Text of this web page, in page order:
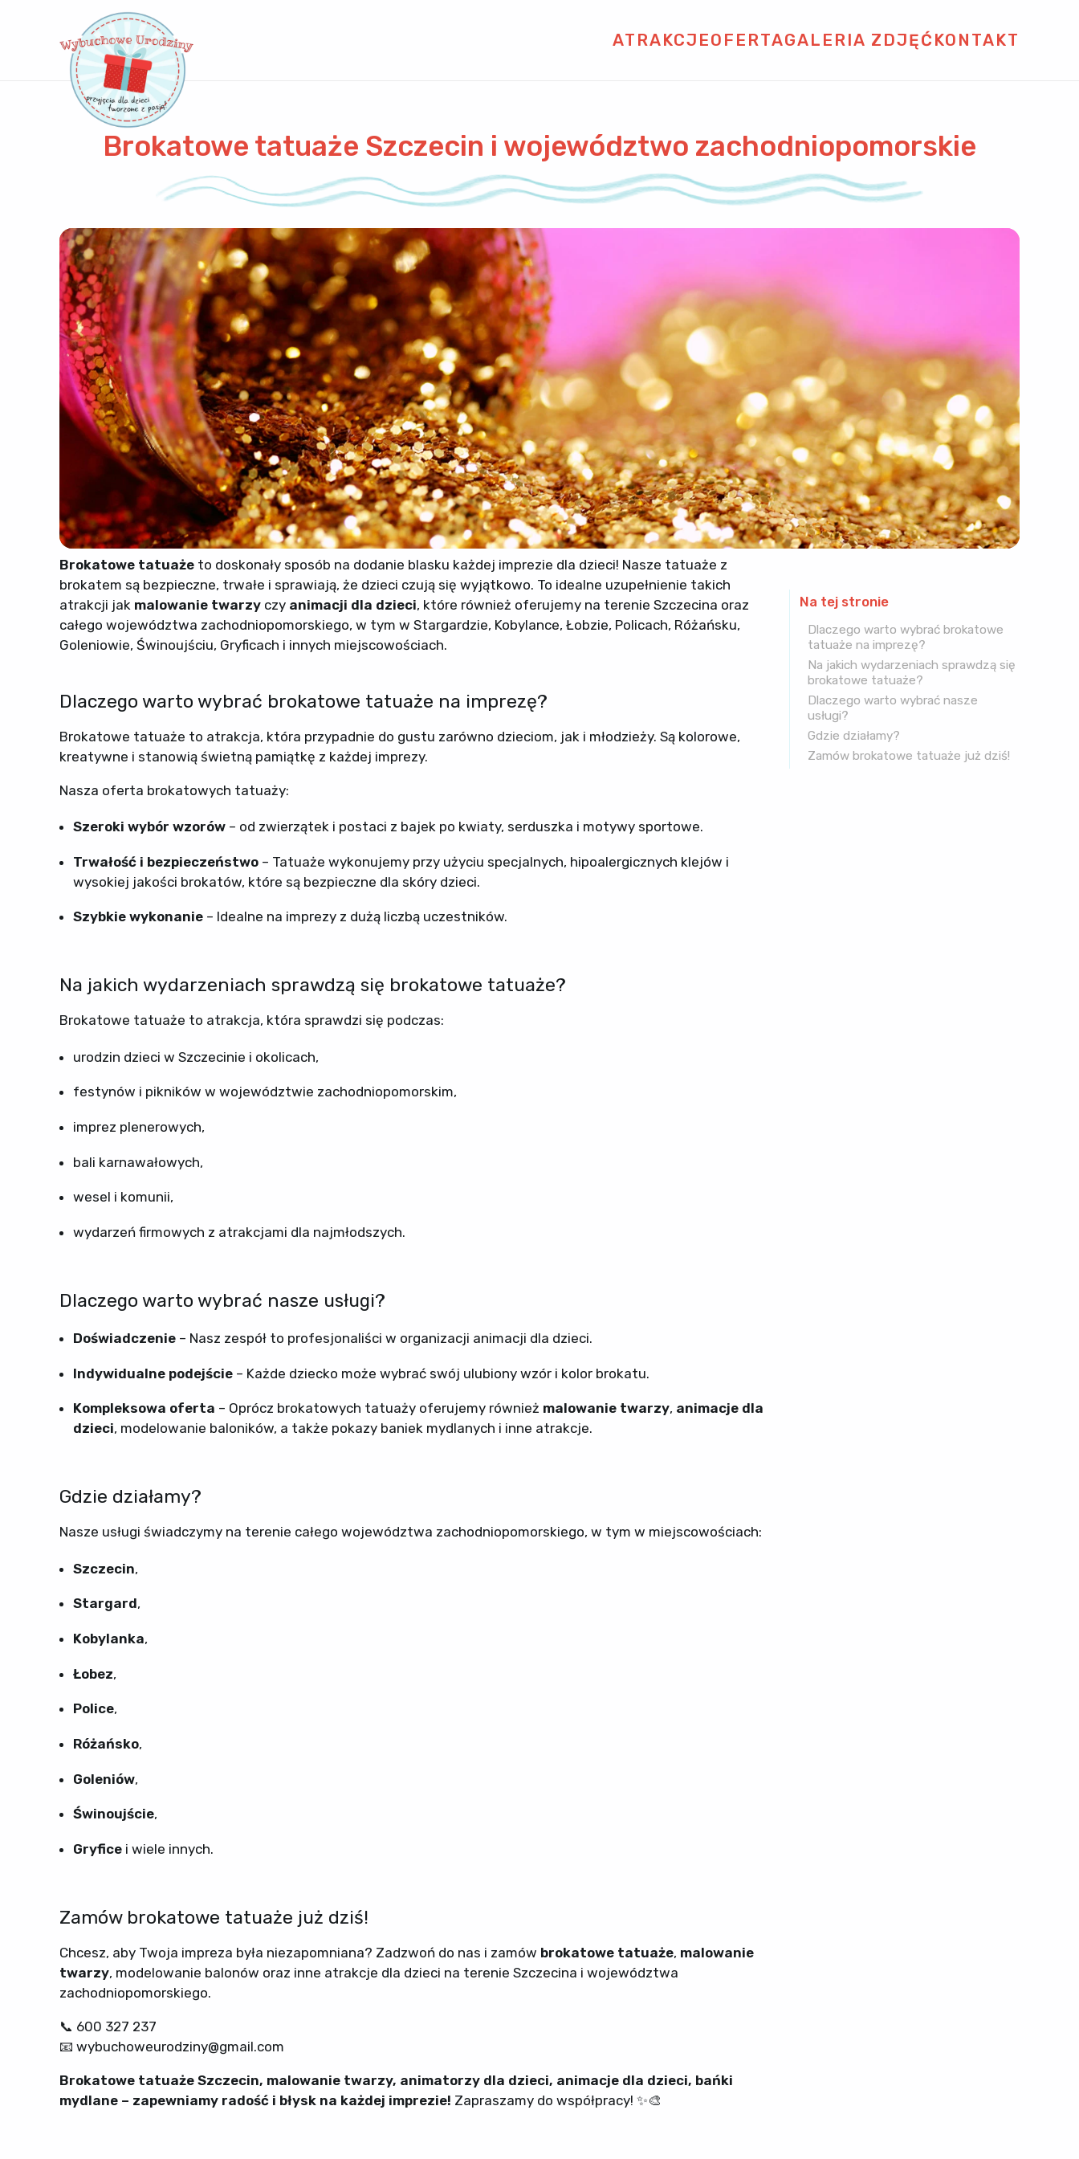
ATRAKCJEOFERTAGALERIA ZDJĘĆ KONTAKT
Brokatowe tatuaże Szczecin i województwo zachodniopomorskie
Brokatowe tatuażeto doskonały sposób na dodanie blasku każdej imprezie dla dzieci! Nasze tatuaże z
brokatem są bezpieczne, trwałe i sprawiają, że dzieci czują się wyjątkowo. To idealne uzupełnienie takich
atrakcji jak malowanie twarzyczy animacji dla dzieci, które również oferujemy na terenie Szczecina oraz
całego województwa zachodniopomorskiego, w tym w Stargardzie, Kobylance, Łobzie, Policach, Różańsku,
Goleniowie, Świnoujściu, Gryficach i innych miejscowościach.
Dlaczego warto wybrać brokatowe tatuaże na imprezę?
Brokatowe tatuaże to atrakcja, która przypadnie do gustu zarówno dzieciom, jak i młodzieży. Są kolorowe,
kreatywne i stanowią świetną pamiątkę z każdej imprezy.
Nasza oferta brokatowych tatuaży:
Szeroki wybór wzorów– od zwierzątek i postaci z bajek po kwiaty, serduszka i motywy sportowe.
Trwałość i bezpieczeństwo– Tatuaże wykonujemy przy użyciu specjalnych, hipoalergicznych klejów i
wysokiej jakości brokatów, które są bezpieczne dla skóry dzieci.
Szybkie wykonanie– Idealne na imprezy z dużą liczbą uczestników.
Na jakich wydarzeniach sprawdzą się brokatowe tatuaże?
Brokatowe tatuaże to atrakcja, która sprawdzi się podczas:
urodzin dzieci w Szczecinie i okolicach,
festynów i pikników w województwie zachodniopomorskim,
imprez plenerowych,
bali karnawałowych,
wesel i komunii,
wydarzeń firmowych z atrakcjami dla najmłodszych.
Dlaczego warto wybrać nasze usługi?
Doświadczenie– Nasz zespół to profesjonaliści w organizacji animacji dla dzieci.
Indywidualne podejście– Każde dziecko może wybrać swój ulubiony wzór i kolor brokatu.
Kompleksowa oferta – Oprócz brokatowych tatuaży oferujemy również malowanie twarzy, animacje dla
dzieci, modelowanie baloników, a także pokazy baniek mydlanych i inne atrakcje.
Gdzie działamy?
Nasze usługi świadczymy na terenie całego województwa zachodniopomorskiego, w tym w miejscowościach:
Szczecin,
Stargard,
Kobylanka,
Łobez,
Police,
Różańsko,
Goleniów,
Świnoujście,
Gryficei wiele innych.
Zamów brokatowe tatuaże już dziś!
Chcesz, aby Twoja impreza była niezapomniana? Zadzwoń do nas i zamów brokatowe tatuaże, malowanie
twarzy, modelowanie balonów oraz inne atrakcje dla dzieci na terenie Szczecina i województwa
zachodniopomorskiego.
📞 600 327 237
📧 wybuchoweurodziny@gmail.com
Brokatowe tatuaże Szczecin, malowanie twarzy, animatorzy dla dzieci, animacje dla dzieci, bańki
mydlane – zapewniamy radość i błysk na każdej imprezie! Zapraszamy do współpracy! ✨🎨
Na tej stronie
Dlaczego warto wybrać brokatowe
tatuaże na imprezę?
Na jakich wydarzeniach sprawdzą się
brokatowe tatuaże?
Dlaczego warto wybrać nasze
usługi?
Gdzie działamy?
Zamów brokatowe tatuaże już dziś!